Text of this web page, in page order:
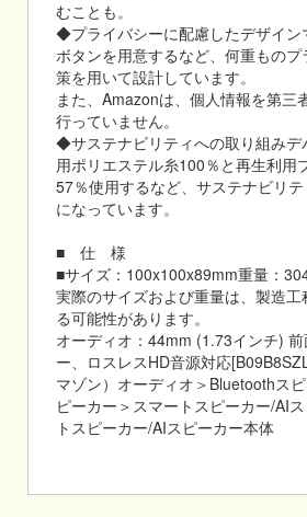
むことも。
◆プライバシーに配慮したデザイン
ボタンを用意するなど、何重もの
策を用いて設計しています。
また、Amazonは、個人情報を第三
行っていません。
◆サステナビリティへの取り組みデ
用ポリエステル糸100％と再生利用
57％使用するなど、サステナビリ
になっています。
■ 仕 様
■サイズ：100x100x89mm重量：
実際のサイズおよび重量は、製造
る可能性があります。
オーディオ：44mm (1.73インチ)
ー、ロスレスHD音源対応
マゾン）オーディオ＞Bluetoothス
ピーカー＞スマートスピーカー/AI
トスピーカー/AIスピーカー本体